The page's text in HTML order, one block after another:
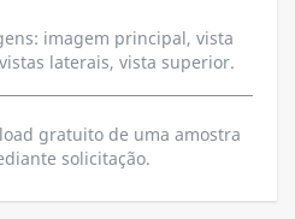
imagem principal, vista
laterais, vista superior.
gratuito de uma amostra
solicitação.